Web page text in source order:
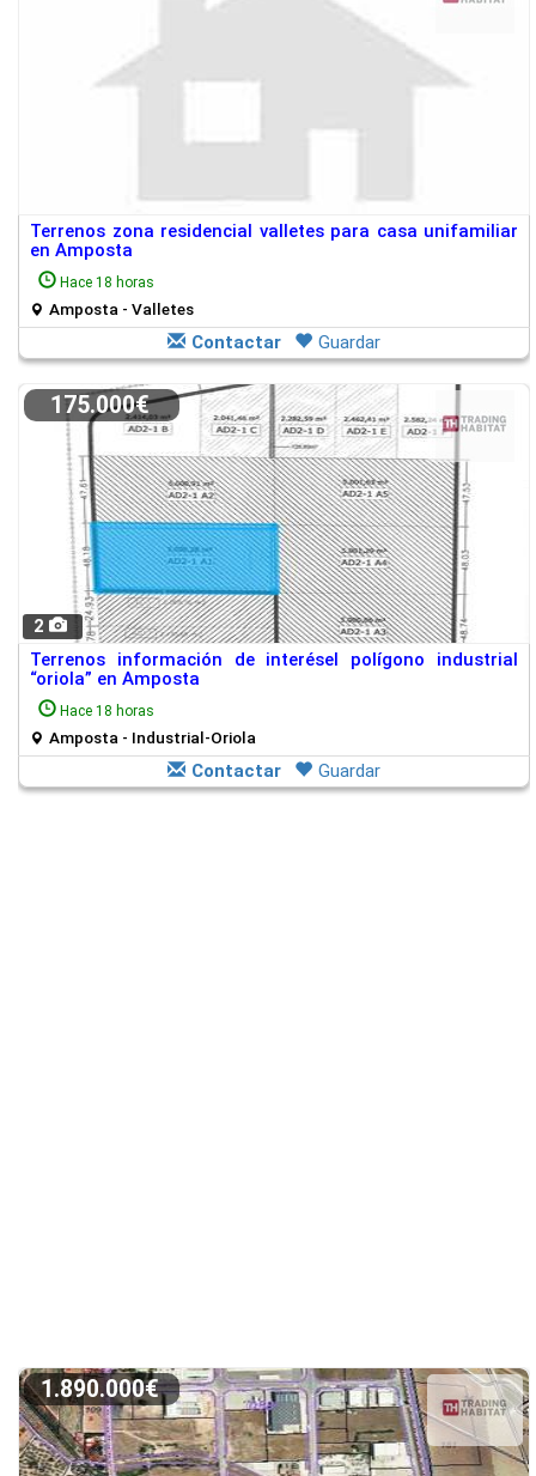
Terrenos zona residencial valletes para casa unifamiliar
en Amposta
Hace 18 horas
Amposta - Valletes
Contactar Guardar
2
175.000€
Terrenos información de interésel polígono industrial
“oriola” en Amposta
Hace 18 horas
Amposta - Industrial-Oriola
Contactar Guardar
1.890.000€